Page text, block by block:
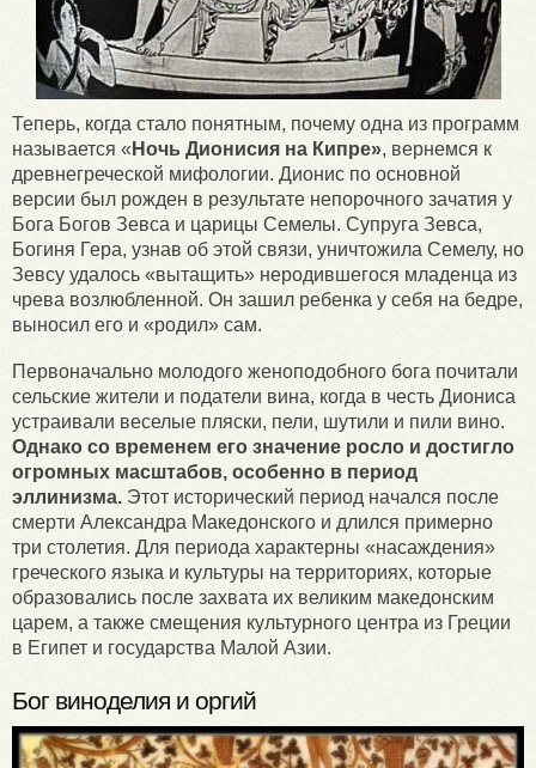
Теперь, когда стало понятным, почему одна из программ
называется «Ночь Дионисия на Кипре», вернемся к
древнегреческой мифологии. Дионис по основной
версии был рожден в результате непорочного зачатия у
Бога Богов Зевса и царицы Семелы. Супруга Зевса,
Богиня Гера, узнав об этой связи, уничтожила Семелу, но
Зевсу удалось «вытащить» неродившегося младенца из
чрева возлюбленной. Он зашил ребенка у себя на бедре,
выносил его и «родил» сам.
Первоначально молодого женоподобного бога почитали
сельские жители и податели вина, когда в честь Диониса
устраивали веселые пляски, пели, шутили и пили вино.
Однако со временем его значение росло и достигло
огромных масштабов, особенно в период
эллинизма. Этот исторический период начался после
смерти Александра Македонского и длился примерно
три столетия. Для периода характерны «насаждения»
греческого языка и культуры на территориях, которые
образовались после захвата их великим македонским
царем, а также смещения культурного центра из Греции
в Египет и государства Малой Азии.
Бог виноделия и оргий